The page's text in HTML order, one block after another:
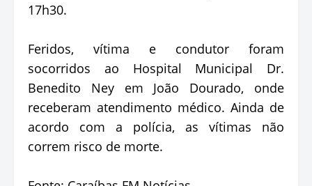
17h30.
Feridos, vítima e condutor foram
socorridos ao Hospital Municipal Dr.
Benedito Ney em João Dourado, onde
receberam atendimento médico. Ainda de
acordo com a polícia, as vítimas não
correm risco de morte.